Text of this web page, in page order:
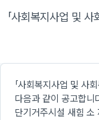
「사회복지사업 및
「사회복지사업 및 사
다음과 같이 공고합니
단기거주시설 새힘